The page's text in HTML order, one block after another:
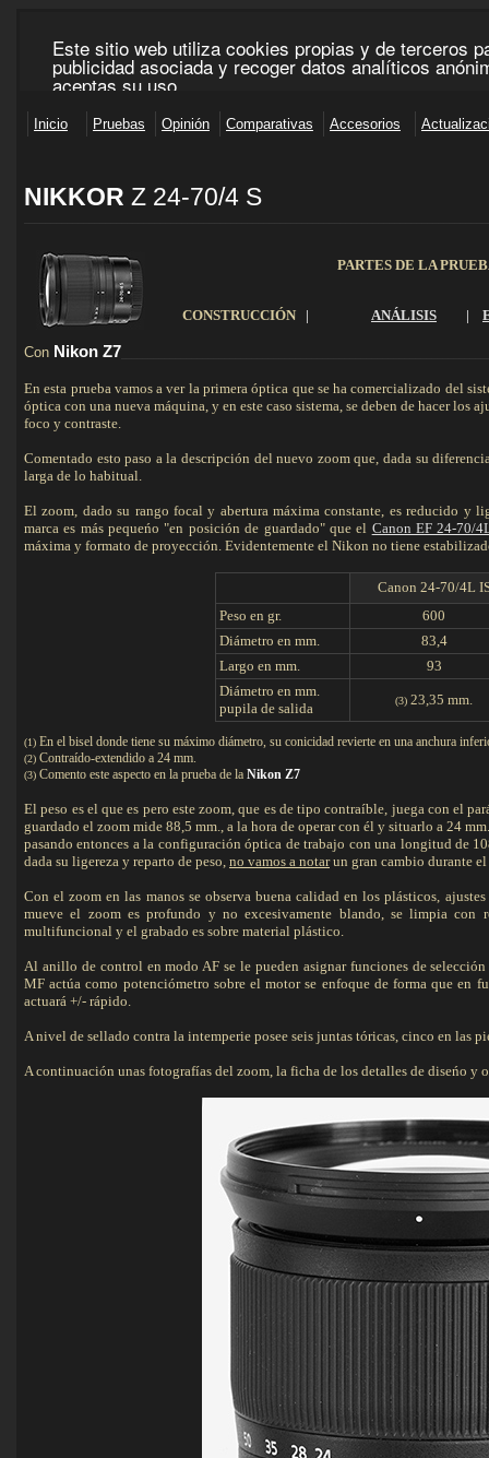
NIKKOR Z 24-70/4 S
PARTES DE LA
CONSTRUCCIÓN | ANÁLISIS |
Con Nikon Z7
En esta prueba vamos a ver la primera óptica que se ha comercializado del
óptica con una nueva máquina, y en este caso sistema, se deben de hacer los
foco y contraste.
Comentado esto paso a la descripción del nuevo zoom que, dada su
larga de lo habitual.
El zoom, dado su rango focal y abertura máxima constante, es reducido y
marca es más pequeńo "en posición de guardado" que el Canon EF 24-70/
máxima y formato de proyección. Evidentemente el Nikon no tiene
Canon 24-70/4L
Peso en gr.
600
Diámetro en mm.
83,4
Largo en mm.
93
Diámetro en mm.
pupila de salida
(3) 23,35 mm.
(1) En el bisel donde tiene su máximo diámetro, su conicidad revierte en una anchura
(2) Contraído-extendido a 24 mm.
(3) Comento este aspecto en la prueba de la Nikon Z7
El peso es el que es pero este zoom, que es de tipo contraíble, juega con el
guardado el zoom mide 88,5 mm., a la hora de operar con él y situarlo a 24
pasando entonces a la configuración óptica de trabajo con una longitud de
dada su ligereza y reparto de peso, no vamos a notarun gran cambio durante
Con el zoom en las manos se observa buena calidad en los plásticos,
mueve el zoom es profundo y no excesivamente blando, se limpia
multifuncional y el grabado es sobre material plástico.
Al anillo de control en modo AF se le pueden asignar funciones de
MF actúa como potenciómetro sobre el motor se enfoque de forma que
actuará +/- rápido.
A nivel de sellado contra la intemperie posee seis juntas tóricas, cinco en las
A continuación unas fotografías del zoom, la ficha de los detalles de diseńo y